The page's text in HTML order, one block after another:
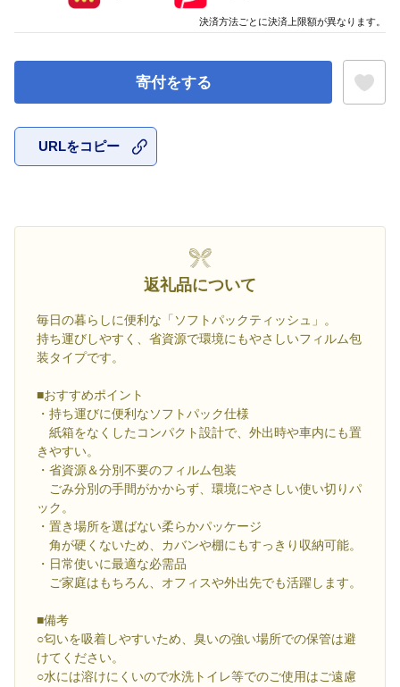
寄付をする
URLをコピー
返礼品について
毎日の暮らしに便利な「ソフトパックティッシュ」。
持ち運びしやすく、省資源で環境にもやさしいフィルム包
装タイプです。
■おすすめポイント
・持ち運びに便利なソフトパック仕様
紙箱をなくしたコンパクト設計で、外出時や車内にも置
きやすい。
・省資源＆分別不要のフィルム包装
ごみ分別の手間がかからず、環境にやさしい使い切りパ
ック。
・置き場所を選ばない柔らかパッケージ
角が硬くないため、カバンや棚にもすっきり収納可能。
・日常使いに最適な必需品
ご家庭はもちろん、オフィスや外出先でも活躍します。
■備考
○匂いを吸着しやすいため、臭いの強い場所での保管は避
けてください。
○水には溶けにくいので水洗トイレ等でのご使用はご遠慮
決済方法ごとに決済上限額が異なります。